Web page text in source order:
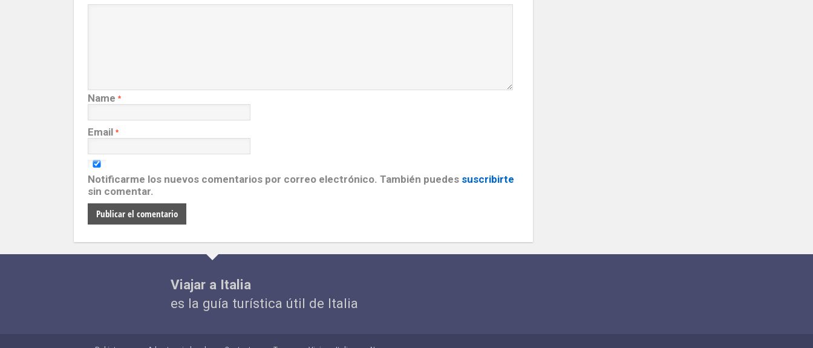
Name *
Email *
Notificarme los nuevos comentarios por correo electrónico. También puedes suscribirte
sin comentar.
Viajar a Italia
es la guía turística útil de Italia